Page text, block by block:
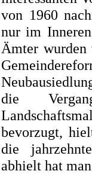
von 1960
nur im
Ämter
die
bevorzugt,
die
abhielt hat